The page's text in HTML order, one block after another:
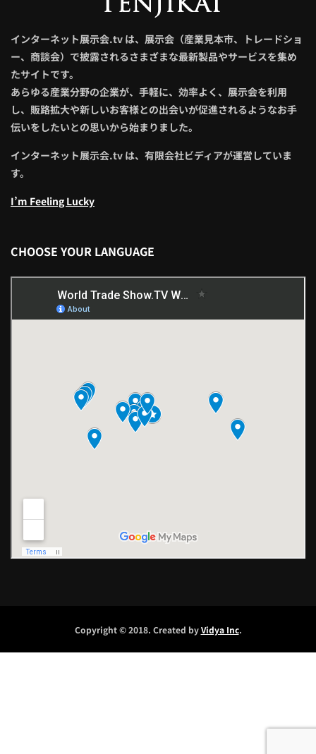
インターネット展示会.tv は、展示会（産業見本市、トレードショ
ー、商談会）で披露されるさまざまな最新製品やサービスを集め
たサイトです。
あらゆる産業分野の企業が、手軽に、効率よく、展示会を利用
し、販路拡大や新しいお客様との出会いが促進されるようなお手
伝いをしたいとの思いから始まりました。
インターネット展示会.tv は、有限会社ビディアが運営していま
す。
I’m Feeling Lucky
CHOOSE YOUR LANGUAGE
Copyright © 2018. Created byVidya Inc.